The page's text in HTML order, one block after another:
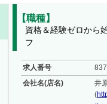
【職種】
資格＆経験ゼロから
フ
求人番号
会社名(店名)
井
(